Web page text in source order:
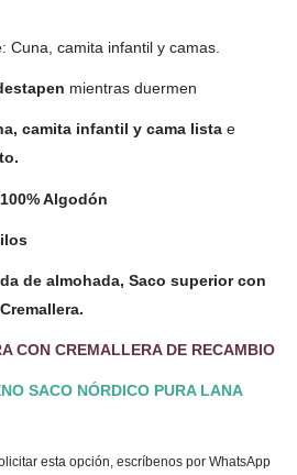
Cuna, camita infantil y camas.
mientras duermen
camita infantil y cama lista e
100% Algodón
de almohada, Saco superior con
CON CREMALLERA DE RECAMBIO
SACO NÓRDICO PURA LANA
esta opción, escríbenos por WhatsApp